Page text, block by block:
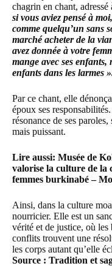
chagrin en chant, adressé
si vous aviez pensé à
comme quelqu’un sans
marché acheter de la
avez donnée à votre
mange avec ses enfants,
enfants dans les larmes
Par ce chant, elle
époux ses
résonance de ses
mais puissant.
Lire aussi: Musée de
valorise la culture de la
femmes burkinabé –
Ainsi, dans la culture
nourricier. Elle est un
vérité et de justice, où les
conflits trouvent une
les corps autant qu’elle
Source : Tradition et